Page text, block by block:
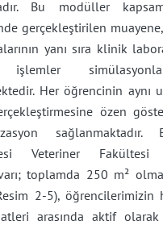
Bu modüller
gerçekleştirilen
yanı sıra klinik
simülasyonlar
Her öğrencinin aynı
özen
sağlanmaktadır.
Veteriner
toplamda 250 m²
2-5),
arasında aktif